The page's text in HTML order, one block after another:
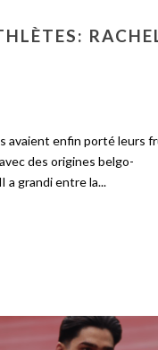
avaient enfin porté leurs
des origines belgo-
a grandi entre la...